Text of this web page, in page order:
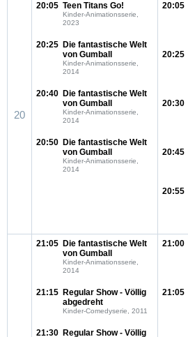
20
20:05 Teen Titans Go!
Kinder-Animationsserie,
2023
20:25 Die fantastische Welt
von Gumball
Kinder-Animationsserie,
2014
20:40 Die fantastische Welt
von Gumball
Kinder-Animationsserie,
2014
20:50 Die fantastische Welt
von Gumball
Kinder-Animationsserie,
2014
20:05
20:25
20:30
20:45
20:55
21:05 Die fantastische Welt
von Gumball
Kinder-Animationsserie,
2014
21:15 Regular Show - Völlig
abgedreht
Kinder-Comedyserie, 2011
21:30 Regular Show - Völlig
21:00
21:05